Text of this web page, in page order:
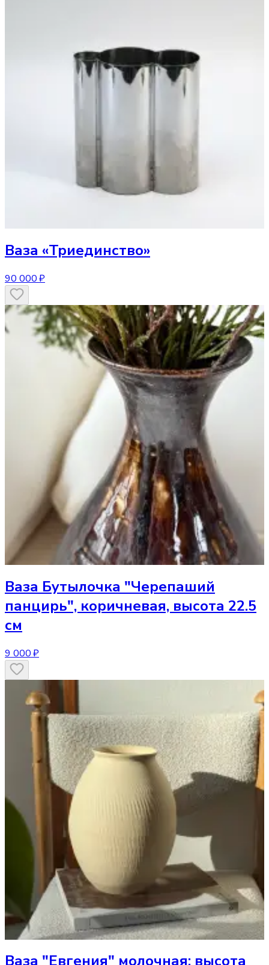
Ваза «Триединство»
90 000 ₽
Ваза Бутылочка "Черепаший
панцирь", коричневая, высота 22.5
см
9 000 ₽
Ваза "Евгения" молочная; высота